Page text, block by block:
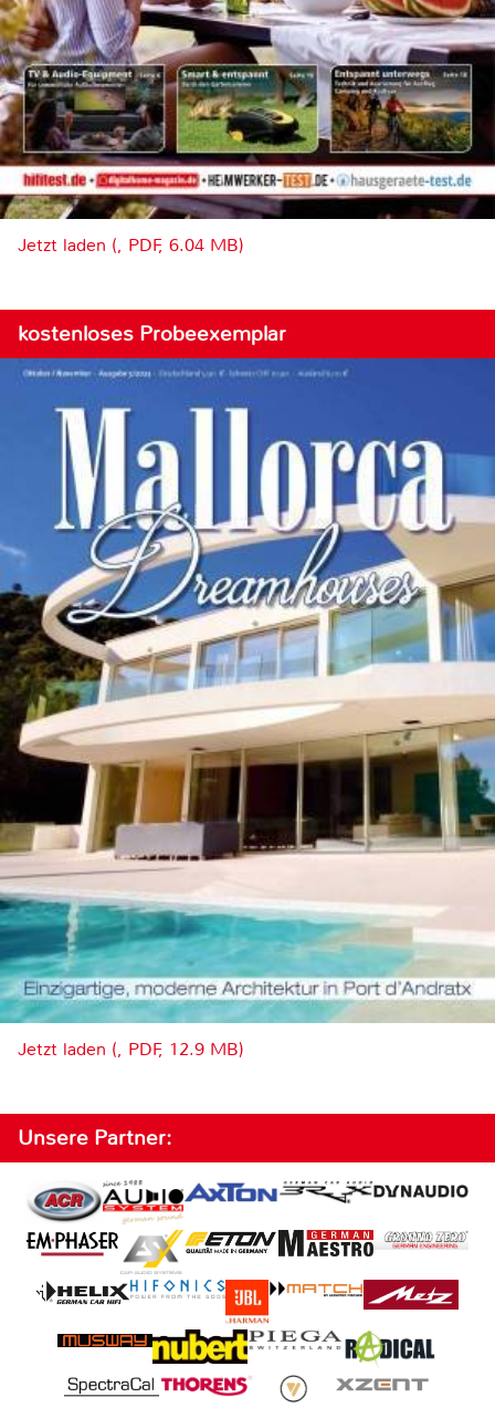
Jetzt laden (, PDF, 6.04 MB)
kostenloses Probeexemplar
Jetzt laden (, PDF, 12.9 MB)
Unsere Partner: